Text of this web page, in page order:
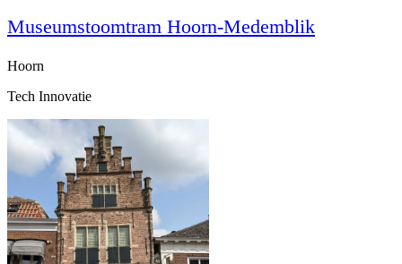
Museumstoomtram Hoorn-Medemblik
Hoorn
Tech Innovatie